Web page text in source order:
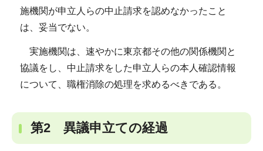
施機関が申立人らの中止請求を認めなかったこと
は、妥当でない。
実施機関は、速やかに東京都その他の関係機関と
協議をし、中止請求をした申立人らの本人確認情報
について、職権消除の処理を求めるべきである。
第2 異議申立ての経過